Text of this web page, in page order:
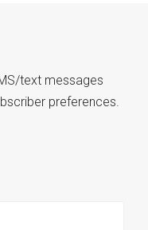
text messages
preferences.